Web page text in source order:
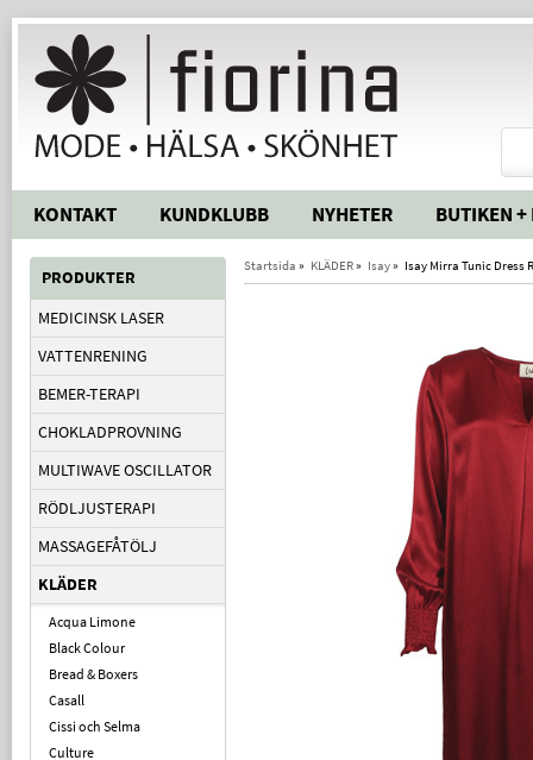
KONTAKT KUNDKLUBB NYHETER BUTIKEN +
PRODUKTER
MEDICINSK LASER
VATTENRENING
BEMER-TERAPI
CHOKLADPROVNING
MULTIWAVE OSCILLATOR
RÖDLJUSTERAPI
MASSAGEFÅTÖLJ
KLÄDER
Acqua Limone
Black Colour
Bread & Boxers
Casall
Cissi och Selma
Culture
Startsida » KLÄDER» Isay» Isay Mirra Tunic Dress